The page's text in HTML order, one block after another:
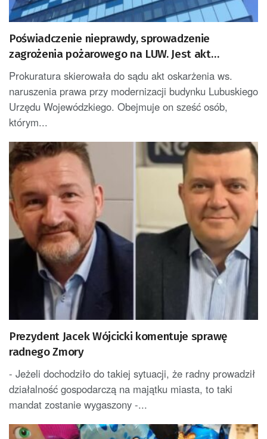
Poświadczenie nieprawdy, sprowadzenie
zagrożenia pożarowego na LUW. Jest akt
oskarżenia [AKTUALIZACJA]
Prokuratura skierowała do sądu akt oskarżenia ws.
naruszenia prawa przy modernizacji budynku Lubuskiego
Urzędu Wojewódzkiego. Obejmuje on sześć osób,
którym...
Prezydent Jacek Wójcicki komentuje sprawę
radnego Zmory
- Jeżeli dochodziło do takiej sytuacji, że radny prowadził
działalność gospodarczą na majątku miasta, to taki
mandat zostanie wygaszony -...